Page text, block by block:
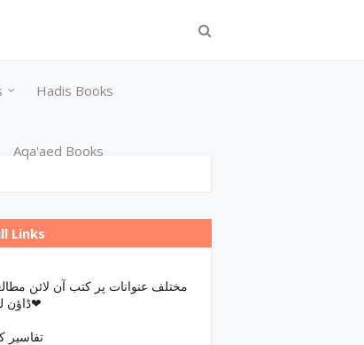
Hadis Books
Aqa'aed Books
Links
ڈاؤن لوڈ کریں❤